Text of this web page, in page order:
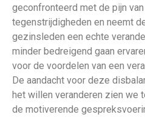
geconfronteerd met de pijn
tegenstrijdigheden en neemt
gezinsleden een echte
minder bedreigend gaan
voor de voordelen van een
De aandacht voor deze
het willen veranderen zien we
de motiverende